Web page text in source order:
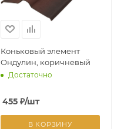
Коньковый элемент
Ондулин, коричневый
Достаточно
455₽/шт
В КОРЗИНУ